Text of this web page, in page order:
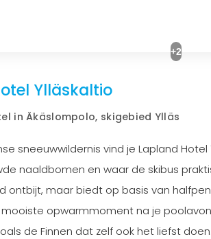
+2
Ylläskaltio
in Äkäslompolo, skigebied Ylläs
sneeuwwildernis vind je Lapland Hotel
naaldbomen en waar de skibus
ontbijt, maar biedt op basis van
opwarmmoment na je
de Finnen dat zelf ook het liefst